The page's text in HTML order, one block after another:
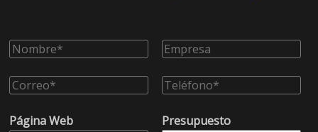
Página Web Presupuesto